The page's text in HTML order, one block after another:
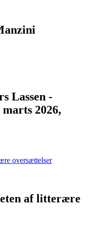
Lassen -
2026,
af litterære